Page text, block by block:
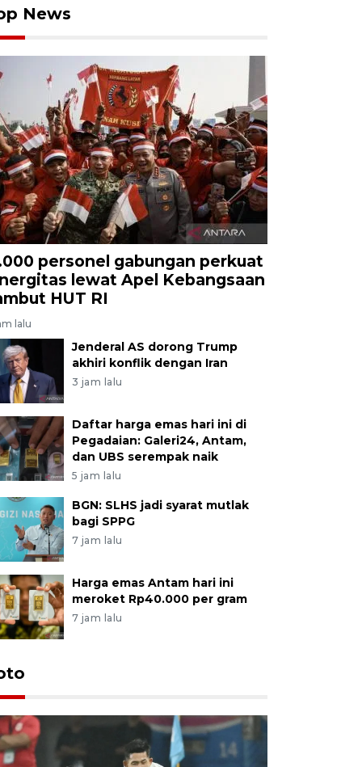
News
personel gabungan perkuat
lewat Apel Kebangsaan
HUT RI
lalu
Jenderal AS dorong Trump
akhiri konflik dengan Iran
3 jam lalu
Daftar harga emas hari ini di
Pegadaian: Galeri24, Antam,
dan UBS serempak naik
5 jam lalu
BGN: SLHS jadi syarat mutlak
bagi SPPG
7 jam lalu
Harga emas Antam hari ini
meroket Rp40.000 per gram
7 jam lalu